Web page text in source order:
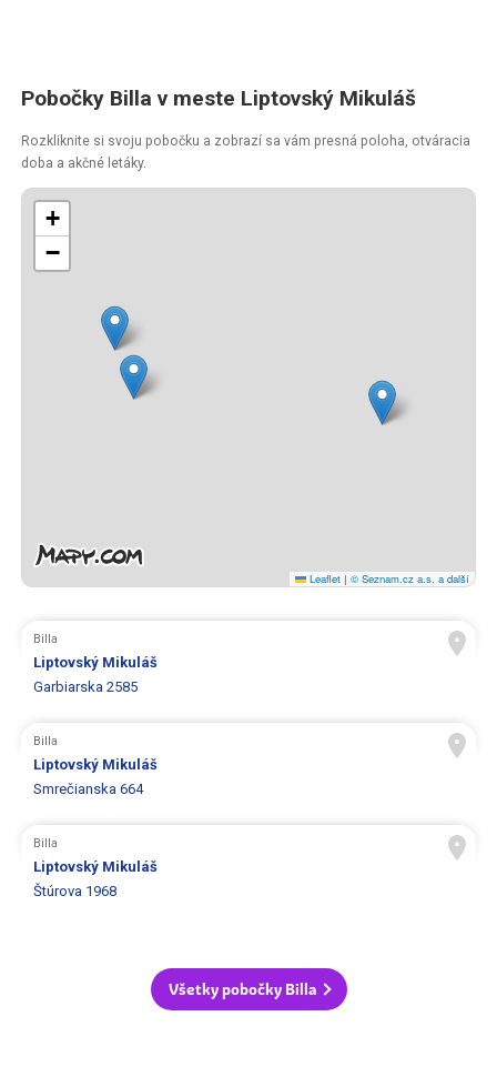
Pobočky Billa v meste Liptovský Mikuláš
Rozkliknite si svoju pobočku a zobrazí sa vám presná poloha, otváracia
doba a akčné letáky.
+
−
Leaflet | © Seznam.cz a.s. a další
Billa
Liptovský Mikuláš
Garbiarska 2585
Billa
Liptovský Mikuláš
Smrečianska 664
Billa
Liptovský Mikuláš
Štúrova 1968
Všetky pobočky Billa